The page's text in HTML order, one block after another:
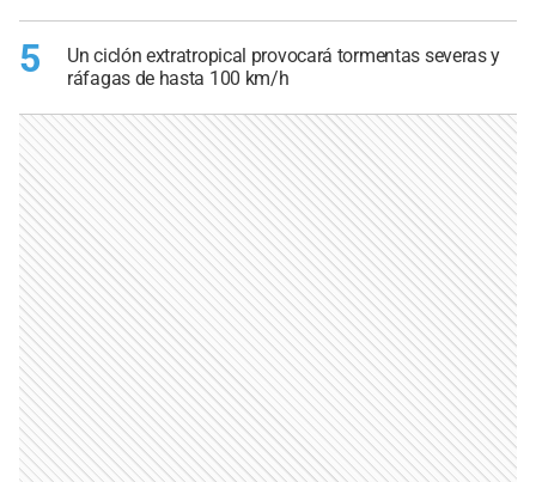
5
Un ciclón extratropical provocará tormentas severas y
ráfagas de hasta 100 km/h